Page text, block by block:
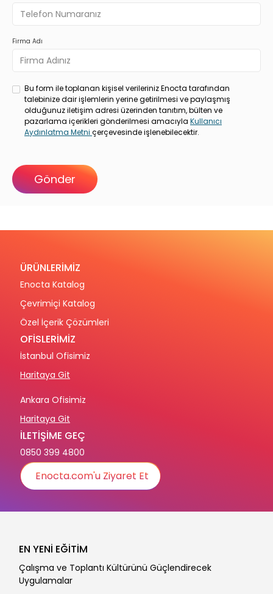
Firma Adı
Bu form ile toplanan kişisel verileriniz Enocta tarafından
talebinize dair işlemlerin yerine getirilmesi ve paylaşmış
olduğunuz iletişim adresi üzerinden tanıtım, bülten ve
pazarlama içerikleri gönderilmesi amacıyla Kullanıcı
Aydınlatma Metni çerçevesinde işlenebilecektir.
ÜRÜNLERİMİZ
Enocta Katalog
Çevrimiçi Katalog
Özel İçerik Çözümleri
OFİSLERİMİZ
İstanbul Ofisimiz
Haritaya Git
Ankara Ofisimiz
Haritaya Git
İLETİŞİME GEÇ
0850 399 4800
Enocta.com'u Ziyaret Et
EN YENİ EĞİTİM
Çalışma ve Toplantı Kültürünü Güçlendirecek
Uygulamalar